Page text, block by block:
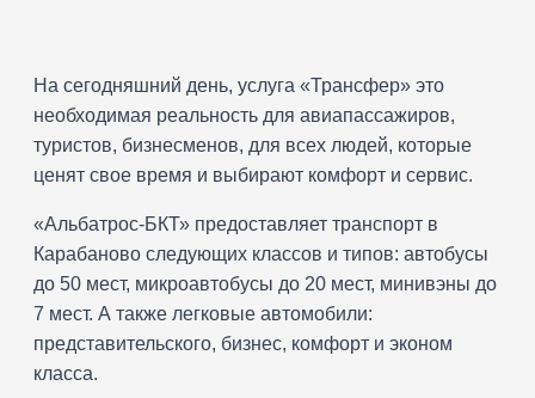
На сегодняшний день, услуга «Трансфер» это
необходимая реальность для авиапассажиров,
туристов, бизнесменов, для всех людей, которые
ценят свое время и выбирают комфорт и сервис.
«Альбатрос-БКТ» предоставляет транспорт в
Карабаново следующих классов и типов: автобусы
до 50 мест, микроавтобусы до 20 мест, минивэны до
7 мест. А также легковые автомобили:
представительского, бизнес, комфорт и эконом
класса.